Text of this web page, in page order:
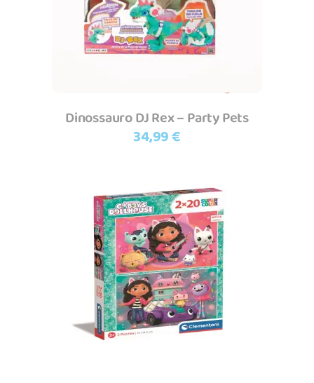
Dinossauro DJ Rex – Party Pets
34,99€
Adicionar